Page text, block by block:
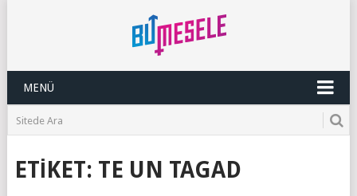
MENÜ
ETIKET: TE UN TAGAD